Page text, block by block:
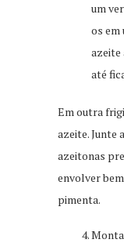
um
os em
azeite
até
Em outra
azeite. Junte
azeitonas
envolver
pimenta.